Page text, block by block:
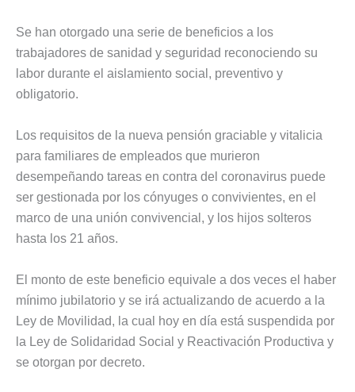
Se han otorgado una serie de beneficios a los
trabajadores de sanidad y seguridad reconociendo su
labor durante el aislamiento social, preventivo y
obligatorio.
Los requisitos de la nueva pensión graciable y vitalicia
para familiares de empleados que murieron
desempeñando tareas en contra del coronavirus puede
ser gestionada por los cónyuges o convivientes, en el
marco de una unión convivencial, y los hijos solteros
hasta los 21 años.
El monto de este beneficio equivale a dos veces el haber
mínimo jubilatorio y se irá actualizando de acuerdo a la
Ley de Movilidad, la cual hoy en día está suspendida por
la Ley de Solidaridad Social y Reactivación Productiva y
se otorgan por decreto.